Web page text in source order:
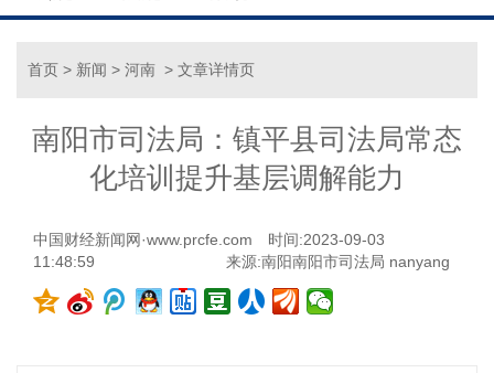
首页 > 新闻 > 河南 > 文章详情页
南阳市司法局：镇平县司法局常态
化培训提升基层调解能力
中国财经新闻网·www.prcfe.com
时间:2023-09-03
11:48:59
来源:南阳南阳市司法局 nanyang